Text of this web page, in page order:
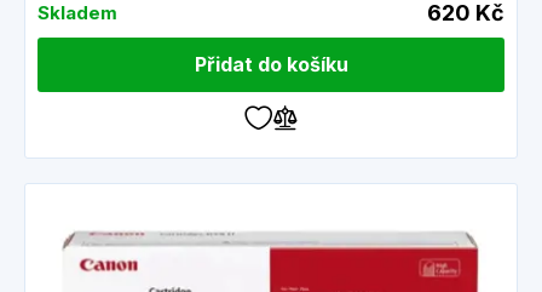
Skladem 620 Kč
Přidat do košíku